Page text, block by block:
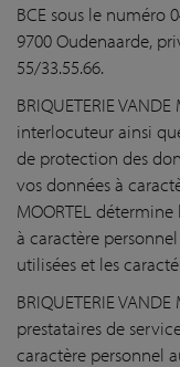
BCE sous le numéro
9700 Oudenaarde,
55/33.55.66.
BRIQUETERIE
interlocuteur ainsi
de protection des
vos données à
MOORTEL
à caractère
utilisées et les
BRIQUETERIE
prestataires de
caractère personnel